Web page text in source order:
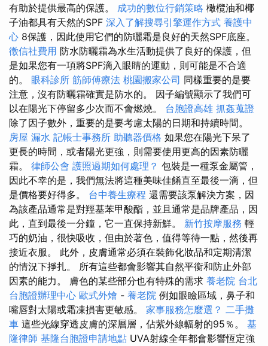
有助於提供最高的保護。 成功的數位行銷策略 橄欖油和椰
子油都具有天然的SPF 深入了解搜尋引擎運作方式 養護中
心 8保護，因此使用它們的防曬霜是良好的天然SPF底座。
徵信社費用 防水防曬霜為水生活動提供了良好的保護，但
是如果您有一項將SPF滴入眼睛的運動，則可能是不合適
的。 眼科診所 筋師傅療法 桃園搬家公司 同樣重要的是要
注意，沒有防曬霜確實是防水的。 因子編號顯示了我們可
以在陽光下停留多少次而不會燃燒。 台胞證高雄 抓姦蒐證
除了因子數外，重要的是要考慮太陽的日期和持續時間。
房屋 漏水 記帳士事務所 助聽器價格 如果您在陽光下呆了
更長的時間，或者陽光更強，則需要使用更高的因素防曬
霜。 律師公會 護照過期如何處理？ 包裝是一種泵金屬管，
因此不幸的是，我們無法將這種美味佳餚直至最後一滴，但
是價格要好得多。 台中養生療程 還需要該泵解決方案，因
為該產品通常是對羥基苯甲酸酯，並且通常是品牌產品，因
此，直到最後一分鐘，它一直保持新鮮。 新竹按摩服務 輕
巧的奶油，很快吸收，但由於著色，值得等待一點，然後再
接近衣服。 此外，皮膚通常必須在裝飾化妝品和定期清潔
的情況下掙扎。 所有這些都會影響其自然平衡和防止外部
因素的能力。 膚色的某些部分也有特殊的需求 養老院 台北
台胞證辦理中心 歐式外燴 - 養老院 例如眼瞼區域，鼻子和
嘴唇對太陽或霜凍損害更敏感。 家事服務怎麼選？ 二手攤
車 這些光線穿透皮膚的深層層，佔紫外線輻射的95％。 基
隆律師 基隆台胞證申請地點 UVA射線全年都會影響恆定強